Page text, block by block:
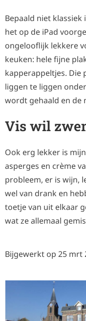
Bepaald niet
het op de iPad
ongelooflijk lekkere
keuken: hele fijne
kapperappeltjes. Die
liggen te liggen
wordt gehaald en de
Vis wil
Ook erg lekker is
asperges en crème
probleem, er is wijn,
wel van drank en
toetje van uit elkaar
wat ze allemaal
Bijgewerkt op 25 mrt